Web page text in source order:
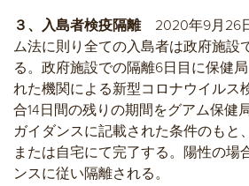
３、入島者検疫隔離2020年9月26
ム法に則り全ての入島者は政府施設
る。政府施設での隔離6日目に保健
れた機関による新型コロナウイルス
合14日間の残りの期間をグアム保健
ガイダンスに記載された条件のもと
または自宅にて完了する。陽性の場
ンスに従い隔離される。